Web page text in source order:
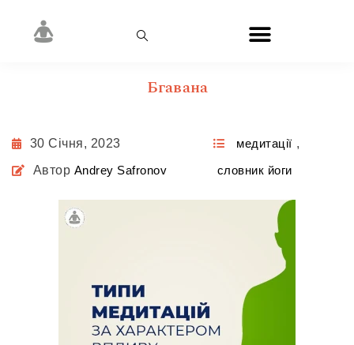
Бгавана
30 Січня, 2023
Автор Andrey Safronov
медитації ,
словник йоги